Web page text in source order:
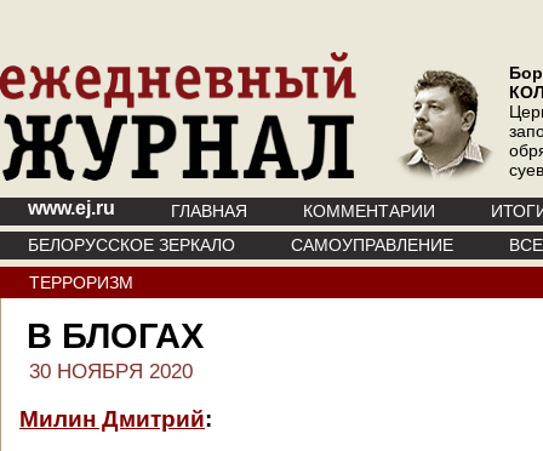
www.ej.ru ГЛАВНАЯ КОММЕНТАРИИ
БЕЛОРУССКОЕ ЗЕРКАЛО
САМОУПРАВЛЕНИЕ
ТЕРРОРИЗМ
В БЛОГАХ
30 НОЯБРЯ 2020
Милин Дмитрий: